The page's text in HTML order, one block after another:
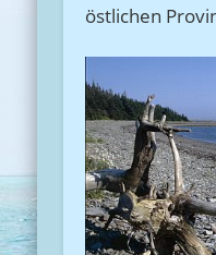
östlichen